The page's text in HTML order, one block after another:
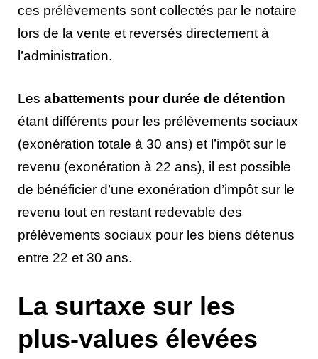
ces prélèvements sont collectés par le notaire
lors de la vente et reversés directement à
l’administration.
Les abattements pour durée de détention
étant différents pour les prélèvements sociaux
(exonération totale à 30 ans) et l’impôt sur le
revenu (exonération à 22 ans), il est possible
de bénéficier d’une exonération d’impôt sur le
revenu tout en restant redevable des
prélèvements sociaux pour les biens détenus
entre 22 et 30 ans.
La surtaxe sur les
plus-values élevées